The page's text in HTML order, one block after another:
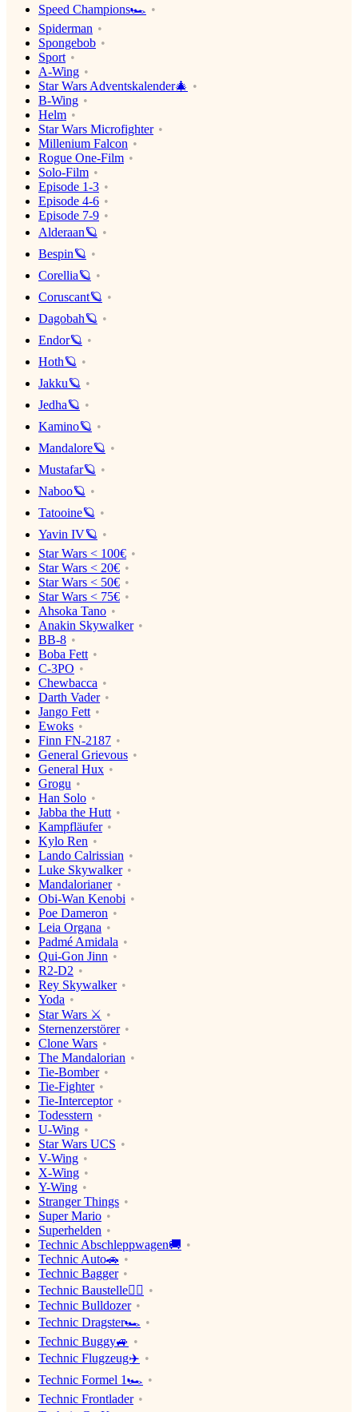
Speed Champions🏎
Spiderman
Spongebob
Sport
A-Wing
Star Wars Adventskalender🎄
B-Wing
Helm
Star Wars Microfighter
Millenium Falcon
Rogue One-Film
Solo-Film
Episode 1-3
Episode 4-6
Episode 7-9
Alderaan🪐
Bespin🪐
Corellia🪐
Coruscant🪐
Dagobah🪐
Endor🪐
Hoth🪐
Jakku🪐
Jedha🪐
Kamino🪐
Mandalore🪐
Mustafar🪐
Naboo🪐
Tatooine🪐
Yavin IV🪐
Star Wars < 100€
Star Wars < 20€
Star Wars < 50€
Star Wars < 75€
Ahsoka Tano
Anakin Skywalker
BB-8
Boba Fett
C-3PO
Chewbacca
Darth Vader
Jango Fett
Ewoks
Finn FN-2187
General Grievous
General Hux
Grogu
Han Solo
Jabba the Hutt
Kampfläufer
Kylo Ren
Lando Calrissian
Luke Skywalker
Mandalorianer
Obi-Wan Kenobi
Poe Dameron
Leia Organa
Padmé Amidala
Qui-Gon Jinn
R2-D2
Rey Skywalker
Yoda
Star Wars ⚔️
Sternenzerstörer
Clone Wars
The Mandalorian
Tie-Bomber
Tie-Fighter
Tie-Interceptor
Todesstern
U-Wing
Star Wars UCS
V-Wing
X-Wing
Y-Wing
Stranger Things
Super Mario
Superhelden
Technic Abschleppwagen🚚
Technic Auto🚗
Technic Bagger
Technic Baustelle👷‍♂️
Technic Bulldozer
Technic Dragster🏎
Technic Buggy🚙
Technic Flugzeug✈️
Technic Formel 1🏎
Technic Frontlader